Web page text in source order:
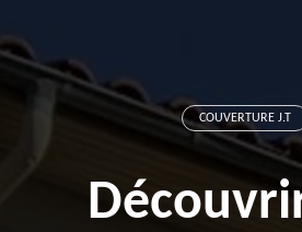
COUVERTURE J.T